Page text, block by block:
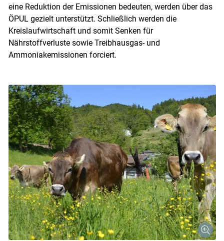
eine Reduktion der Emissionen bedeuten, werden über das
ÖPUL gezielt unterstützt. Schließlich werden die
Kreislaufwirtschaft und somit Senken für
Nährstoffverluste sowie Treibhausgas- und
Ammoniakemissionen forciert.